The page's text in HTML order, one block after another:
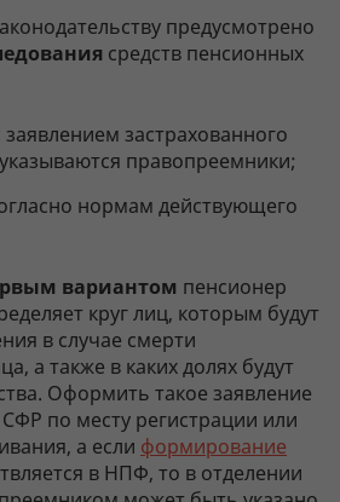
предусмотрено
средств пенсионных
заявлением застрахованного
правопреемники;
нормам действующего
вариантом пенсионер
круг лиц, которым будут
в случае смерти
а также в каких долях будут
Оформить такое заявление
по месту регистрации или
а если формирование
в НПФ, то в отделении